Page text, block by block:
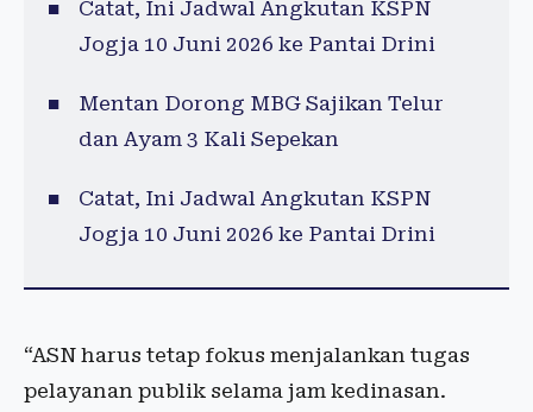
Catat, Ini Jadwal Angkutan KSPN
Jogja 10 Juni 2026 ke Pantai Drini
Mentan Dorong MBG Sajikan Telur
dan Ayam 3 Kali Sepekan
Catat, Ini Jadwal Angkutan KSPN
Jogja 10 Juni 2026 ke Pantai Drini
“ASN harus tetap fokus menjalankan tugas
pelayanan publik selama jam kedinasan.